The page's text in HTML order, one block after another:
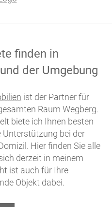
finden in
der Umgebung
ist der Partner für
Raum Wegberg.
biete ich Ihnen besten
Unterstützung bei der
Hier finden Sie alle
derzeit in meinem
ist auch für Ihre
Objekt dabei.